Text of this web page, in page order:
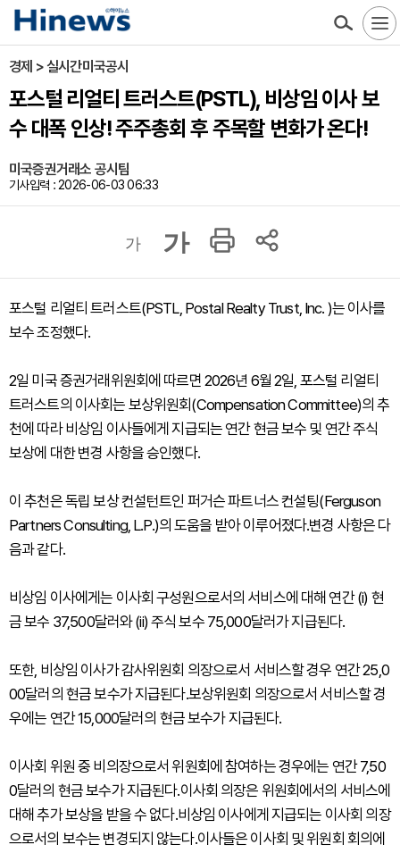
경제 > 실시간미국공시
포스털 리얼티 트러스트(PSTL), 비상임 이사 보
수 대폭 인상! 주주총회 후 주목할 변화가 온다!
미국증권거래소 공시팀
기사입력 : 2026-06-03 06:33
가 가
포스털 리얼티 트러스트(PSTL, Postal Realty Trust, Inc. )는 이사를
보수 조정했다.
2일 미국 증권거래위원회에 따르면 2026년 6월 2일, 포스털 리얼티
트러스트의 이사회는 보상위원회(Compensation Committee)의 추
천에 따라 비상임 이사들에게 지급되는 연간 현금 보수 및 연간 주식
보상에 대한 변경 사항을 승인했다.
이 추천은 독립 보상 컨설턴트인 퍼거슨 파트너스 컨설팅(Ferguson
Partners Consulting, L.P.)의 도움을 받아 이루어졌다.변경 사항은 다
음과 같다.
비상임 이사에게는 이사회 구성원으로서의 서비스에 대해 연간 (i) 현
금 보수 37,500달러와 (ii) 주식 보수 75,000달러가 지급된다.
또한, 비상임 이사가 감사위원회 의장으로서 서비스할 경우 연간 25,0
00달러의 현금 보수가 지급된다.보상위원회 의장으로서 서비스할 경
우에는 연간 15,000달러의 현금 보수가 지급된다.
이사회 위원 중 비의장으로서 위원회에 참여하는 경우에는 연간 7,50
0달러의 현금 보수가 지급된다.이사회 의장은 위원회에서의 서비스에
대해 추가 보상을 받을 수 없다.비상임 이사에게 지급되는 이사회 의장
으로서의 보수는 변경되지 않는다.이사들은 이사회 및 위원회 회의에